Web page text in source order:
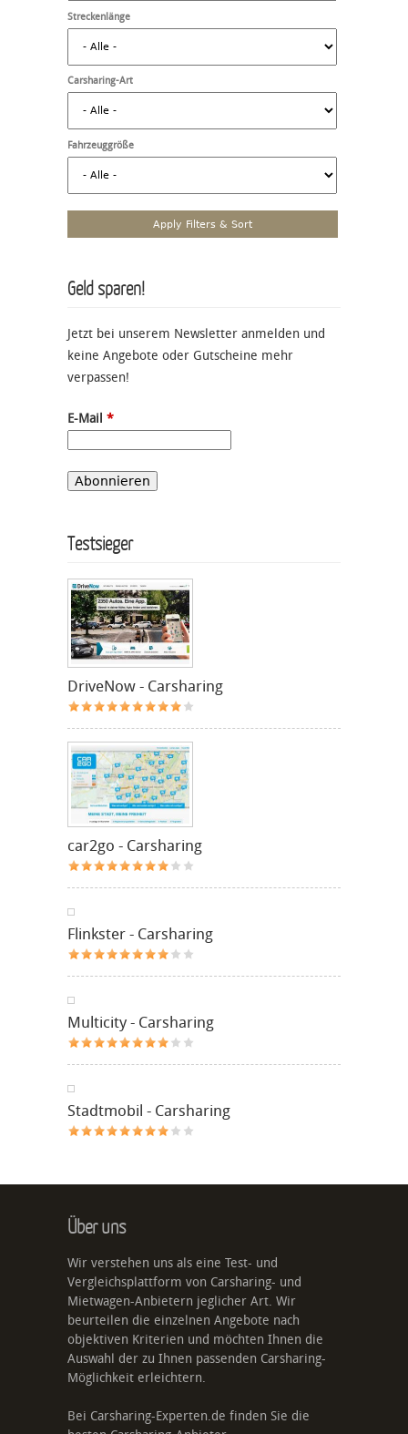
Streckenlänge
Carsharing-Art
Fahrzeuggröße
Geld sparen!
Jetzt bei unserem Newsletter anmelden und
keine Angebote oder Gutscheine mehr
verpassen!
E-Mail *
Testsieger
DriveNow - Carsharing
car2go - Carsharing
Flinkster - Carsharing
Multicity - Carsharing
Stadtmobil - Carsharing
Über uns
Wir verstehen uns als eine Test- und
Vergleichsplattform von Carsharing- und
Mietwagen-Anbietern jeglicher Art. Wir
beurteilen die einzelnen Angebote nach
objektiven Kriterien und möchten Ihnen die
Auswahl der zu Ihnen passenden Carsharing-
Möglichkeit erleichtern.
Bei Carsharing-Experten.de finden Sie die